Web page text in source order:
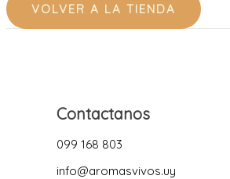
VOLVER A LA TIENDA
Contactanos
099 168 803
info@aromasvivos.uy